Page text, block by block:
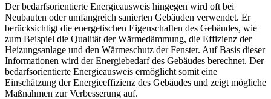
Der bedarfsorientierte Energieausweis hingegen wird oft bei
Neubauten oder umfangreich sanierten Gebäuden verwendet. Er
berücksichtigt die energetischen Eigenschaften des Gebäudes, wie
zum Beispiel die Qualität der Wärmedämmung, die Effizienz der
Heizungsanlage und den Wärmeschutz der Fenster. Auf Basis dieser
Informationen wird der Energiebedarf des Gebäudes berechnet. Der
bedarfsorientierte Energieausweis ermöglicht somit eine
Einschätzung der Energieeffizienz des Gebäudes und zeigt mögliche
Maßnahmen zur Verbesserung auf.